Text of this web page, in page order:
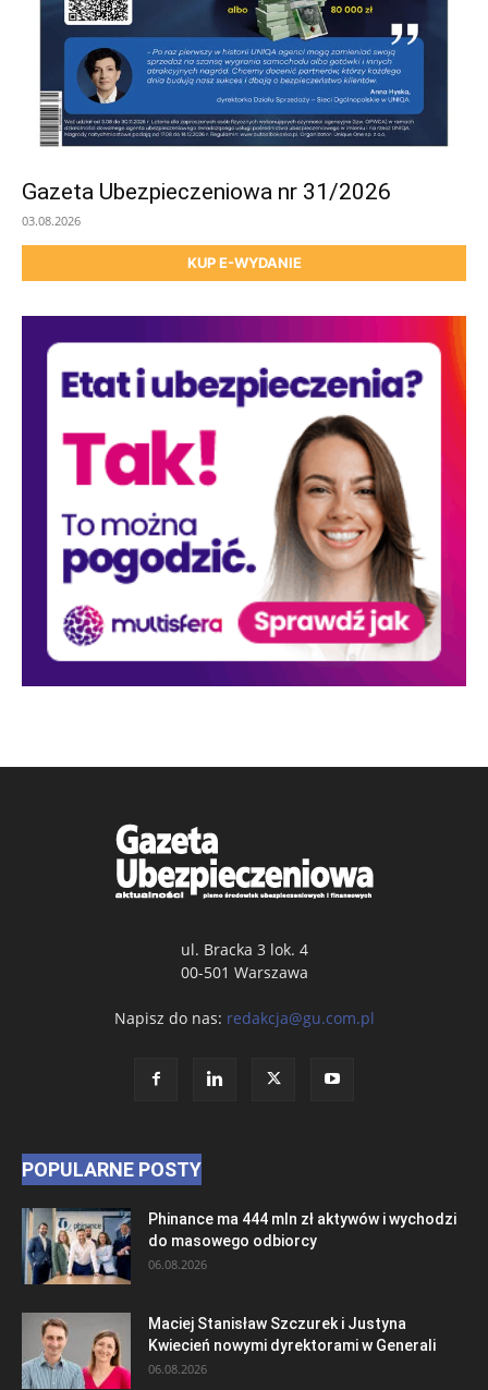
Gazeta Ubezpieczeniowa nr 31/2026
03.08.2026
KUP E-WYDANIE
ul. Bracka 3 lok. 4
00-501 Warszawa
Napisz do nas: redakcja@gu.com.pl
POPULARNE POSTY
Phinance ma 444 mln zł aktywów i wychodzi
do masowego odbiorcy
06.08.2026
Maciej Stanisław Szczurek i Justyna
Kwiecień nowymi dyrektorami w Generali
06.08.2026